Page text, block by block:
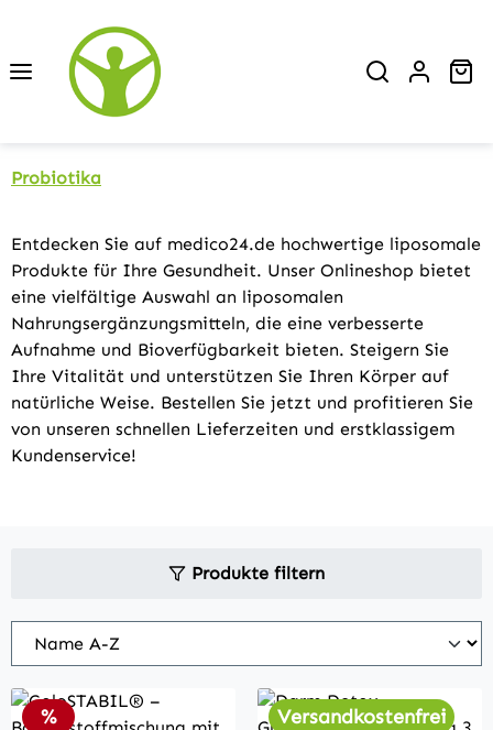
Zum Hauptinhalt springen
Probiotika
Entdecken Sie auf medico24.de hochwertige liposomale
Produkte für Ihre Gesundheit. Unser Onlineshop bietet
eine vielfältige Auswahl an liposomalen
Nahrungsergänzungsmitteln, die eine verbesserte
Aufnahme und Bioverfügbarkeit bieten. Steigern Sie
Ihre Vitalität und unterstützen Sie Ihren Körper auf
natürliche Weise. Bestellen Sie jetzt und profitieren Sie
von unseren schnellen Lieferzeiten und erstklassigem
Kundenservice!
Produkte filtern
Rabatt
% Versandkostenfrei